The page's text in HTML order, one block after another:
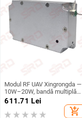
Modul RF UAV Xingrongda —
10W–20W, bandă multiplă
(900 MHz, 1,5 GHz, 2,4 GHz),
imagine și poziționare
611.71 Lei
add_shopping_cart